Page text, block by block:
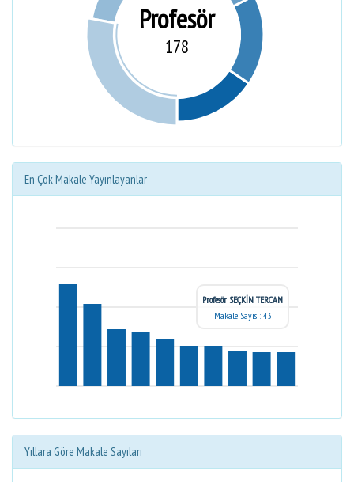
Profesör
178
En Çok Makale Yayınlayanlar
Profesör SEÇKİN TERCAN
Makale Sayısı: 43
Yıllara Göre Makale Sayıları